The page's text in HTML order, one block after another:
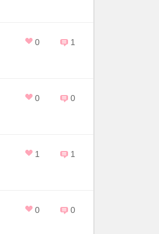
0 1
0 0
1 1
0 0